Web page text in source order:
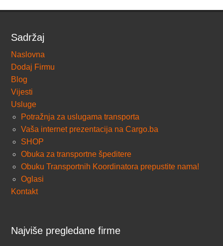
Sadržaj
Naslovna
Dodaj Firmu
Blog
Vijesti
Usluge
Potražnja za uslugama transporta
Vaša internet prezentacija na Cargo.ba
SHOP
Obuka za transportne špeditere
Obuku Transportnih Koordinatora prepustite nama!
Oglasi
Kontakt
Najviše pregledane firme